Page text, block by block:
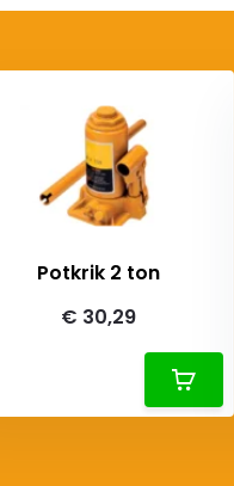
Potkrik 2 ton
€ 30,29